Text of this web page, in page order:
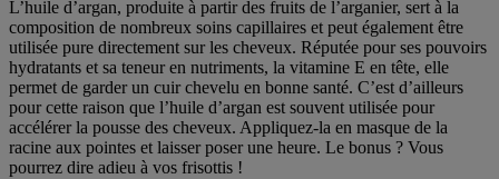
L’huile d’argan, produite à partir des fruits de l’arganier, sert à la
composition de nombreux soins capillaires et peut également être
utilisée pure directement sur les cheveux. Réputée pour ses pouvoirs
hydratants et sa teneur en nutriments, la vitamine E en tête, elle
permet de garder un cuir chevelu en bonne santé. C’est d’ailleurs
pour cette raison que l’huile d’argan est souvent utilisée pour
accélérer la pousse des cheveux. Appliquez-la en masque de la
racine aux pointes et laisser poser une heure. Le bonus ? Vous
pourrez dire adieu à vos frisottis !